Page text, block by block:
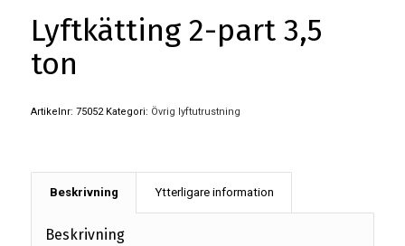
Lyftkätting 2-part 3,5
ton
Artikelnr: 75052 Kategori: Övrig lyftutrustning
Beskrivning Ytterligare information
Beskrivning